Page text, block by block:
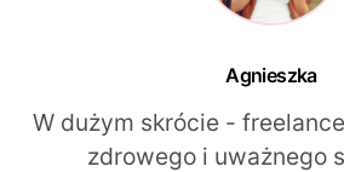
Agnieszka
W dużym skrócie -
zdrowego i uważnego